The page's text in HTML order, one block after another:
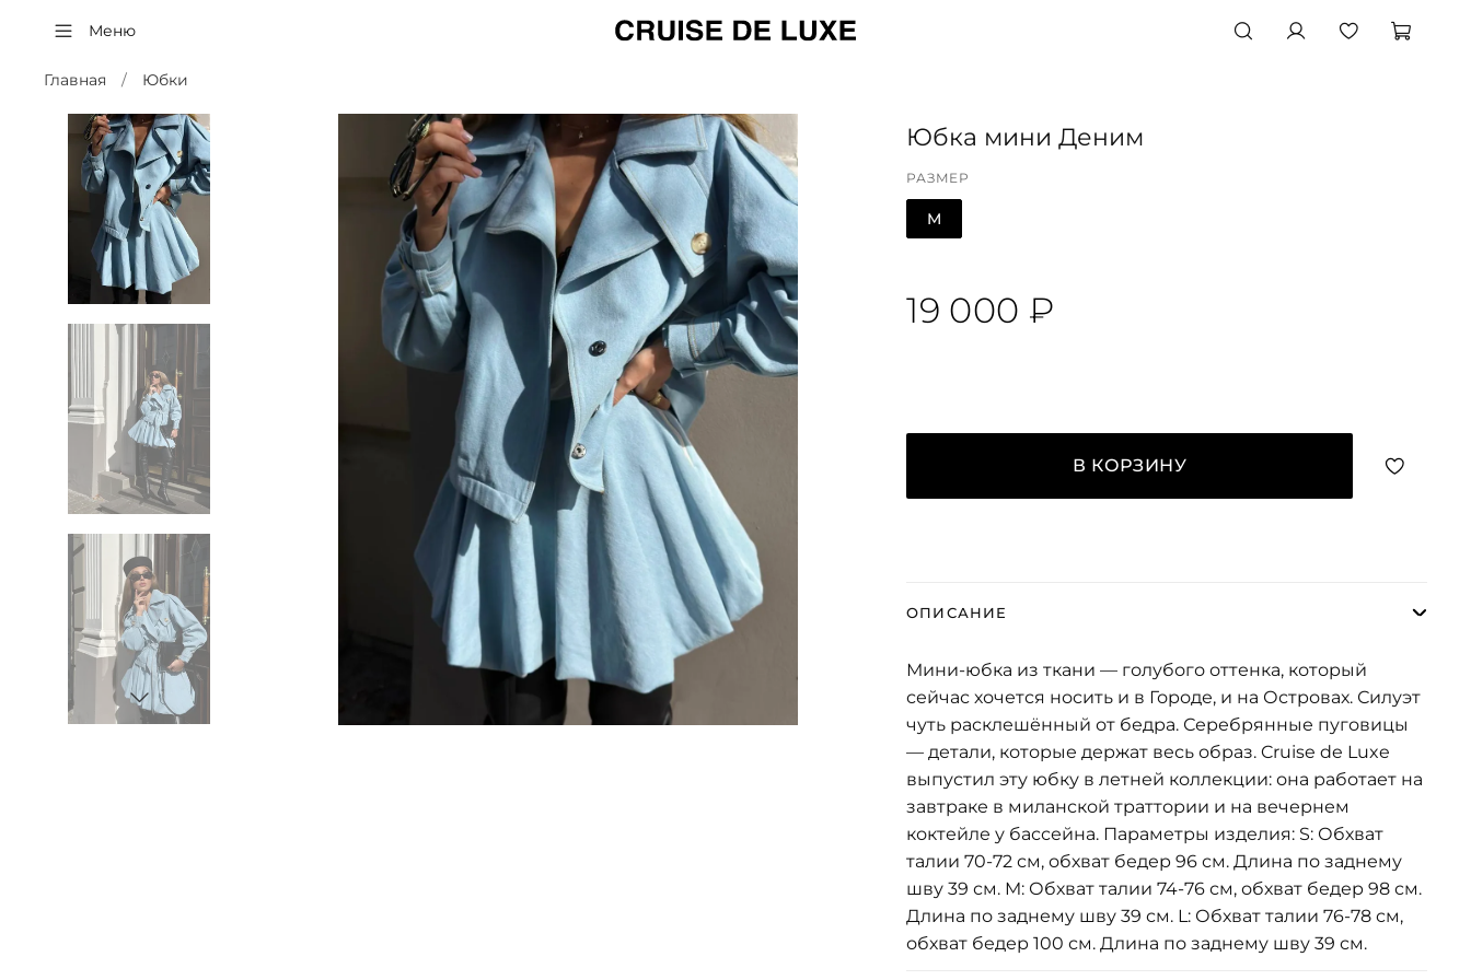
Меню
Главная Юбки
Юбка мини Деним
РАЗМЕР
M
19 000 ₽
В КОРЗИНУ
ОПИСАНИЕ
Мини-юбка из ткани — голубого оттенка, который
сейчас хочется носить и в Городе, и на Островах. Силуэт
чуть расклешённый от бедра. Серебрянные пуговицы
— детали, которые держат весь образ. Cruise de Luxe
выпустил эту юбку в летней коллекции: она работает на
завтраке в миланской траттории и на вечернем
коктейле у бассейна. Параметры изделия: S: Обхват
талии 70-72 см, обхват бедер 96 см. Длина по заднему
шву 39 см. M: Обхват талии 74-76 см, обхват бедер 98 см.
Длина по заднему шву 39 см. L: Обхват талии 76-78 см,
обхват бедер 100 см. Длина по заднему шву 39 см.